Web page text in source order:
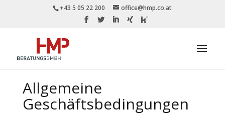
+43 5 05 22 200 office@hmp.co.at
Allgemeine
Geschäftsbedingungen